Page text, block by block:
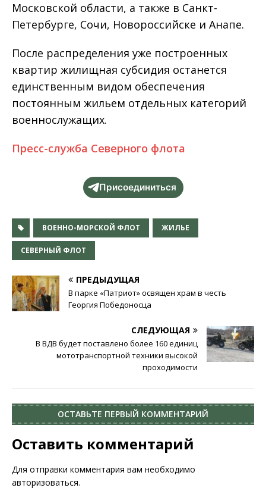
Московской области, а также в Санкт-
Петербурге, Сочи, Новороссийске и Анапе.
После распределения уже построенных
квартир жилищная субсидия останется
единственным видом обеспечения
постоянным жильем отдельных категорий
военнослужащих.
Пресс-служба Северного флота
Присоединиться
ВОЕННО-МОРСКОЙ ФЛОТ ЖИЛЬЕ
СЕВЕРНЫЙ ФЛОТ
ПРЕДЫДУЩАЯ
В парке «Патриот» освящен храм в честь
Георгия Победоносца
СЛЕДУЮЩАЯ
В ВДВ будет поставлено более 160 единиц
мототранспортной техники высокой
проходимости
ОСТАВЬТЕ ПЕРВЫЙ КОММЕНТАРИЙ
Оставить комментарий
Для отправки комментария вам необходимо
авторизоваться.